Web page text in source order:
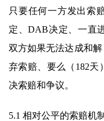
只要任何一方发出索
定、DAB决定、一直
双方如果无法达成和
弃索赔、要么（182天
决索赔和争议。
5.1 相对公平的索赔机制